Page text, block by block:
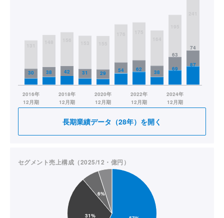
長期業績データ（28年）を開く
セグメント売上構成（2025/12・億円）